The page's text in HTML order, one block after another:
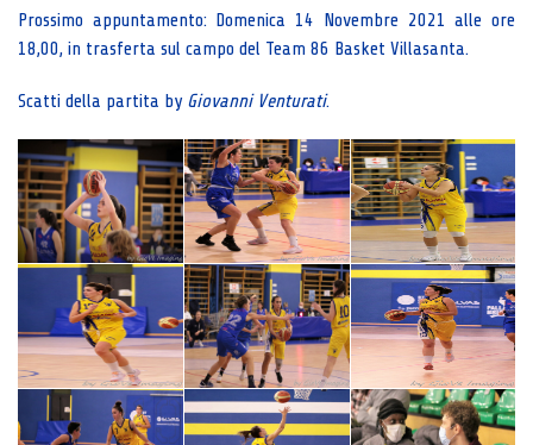
Prossimo appuntamento: Domenica 14 Novembre 2021 alle ore
18,00, in trasferta sul campo del Team 86 Basket Villasanta.
Scatti della partita by Giovanni Venturati.